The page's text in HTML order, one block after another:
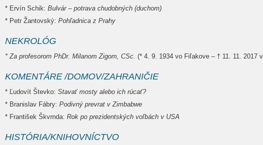
* Ervín Schik: Bulvár – potrava chudobných (duchom)
* Petr Žantovský: Pohľadnica z Prahy
NEKROLÓG
* Za profesorom PhDr. Milanom Zigom, CSc. (* 4. 9. 1934 vo Fiľakove – † 11. 11. 2017
KOMENTÁRE /DOMOV/ZAHRANIČIE
* Ľudovít Števko: Stavať mosty alebo ich rúcať?
* Branislav Fábry: Podivný prevrat v Zimbabwe
* František Škvrnda: Rok po prezidentských voľbách v USA
HISTÓRIA/KNIHOVNÍCTVO